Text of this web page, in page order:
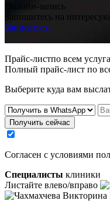
Онлайн-запись
Запишитесь на
Записаться
Прайс-листпо всем
Полный прайс-лист по
Выберите куда вам
Получить сейчас
Cогласен с условиями
Специалисты клиники
Листайте влево/вправо